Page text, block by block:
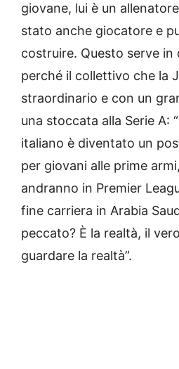
giovane, lui è un
stato anche giocatore e
costruire. Questo serve
perché il collettivo che la
straordinario e con un
una stoccata alla Serie A:
italiano è diventato un
per giovani alle prime
andranno in Premier
fine carriera in Arabia
peccato? È la realtà, il
guardare la realtà”.